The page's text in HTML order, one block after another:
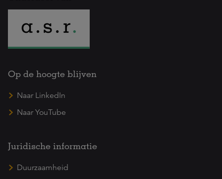
Op de hoogte blijven
Naar LinkedIn
Naar YouTube
Juridische informatie
Duurzaamheid